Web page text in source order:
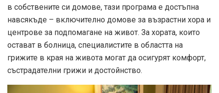
в собствените си домове, тази програма е достъпна
навсякъде – включително домове за възрастни хора и
центрове за подпомагане на живот. За хората, които
остават в болница, специалистите в областта на
грижите в края на живота могат да осигурят комфорт,
състрадателни грижи и достойнство.